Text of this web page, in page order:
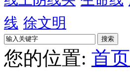
线 徐文明
您的位置: 首页